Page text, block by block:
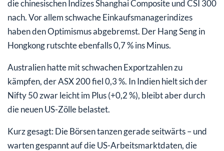
die chinesischen Indizes Shanghai Composite und CSI 300
nach. Vor allem schwache Einkaufsmanagerindizes
haben den Optimismus abgebremst. Der Hang Seng in
Hongkong rutschte ebenfalls 0,7 % ins Minus.
Australien hatte mit schwachen Exportzahlen zu
kämpfen, der ASX 200 fiel 0,3 %. In Indien hielt sich der
Nifty 50 zwar leicht im Plus (+0,2 %), bleibt aber durch
die neuen US-Zölle belastet.
Kurz gesagt: Die Börsen tanzen gerade seitwärts – und
warten gespannt auf die US-Arbeitsmarktdaten, die